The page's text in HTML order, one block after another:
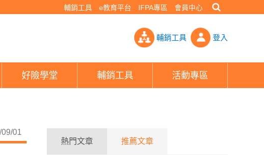
輔銷工具 e教育平台 IFPA專區 會員中心
淨值比出爐 國泰最優、宏泰深陷警戒區- PHEW!好險網
輔銷工具 登入
好險學堂 輔銷工具 活動專區
01
熱門文章 推薦文章